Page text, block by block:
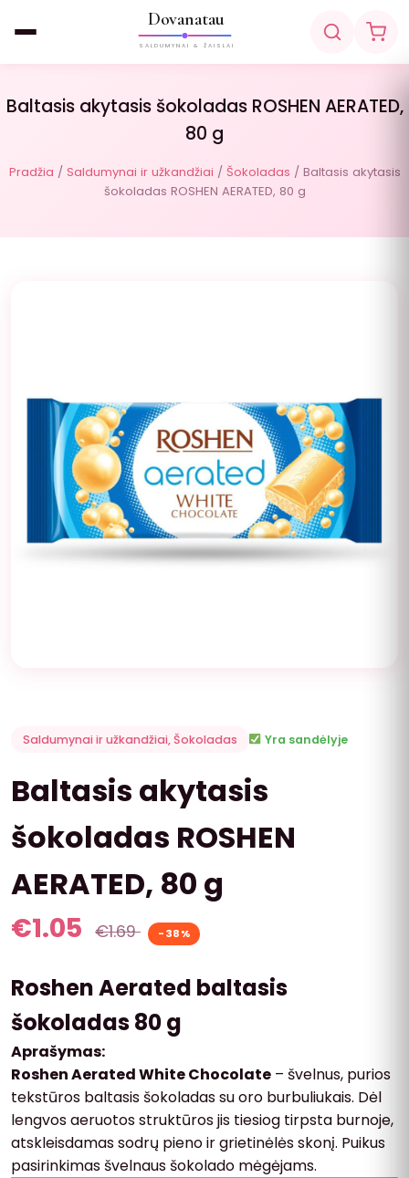
Dovanatau
SALDUMYNAI & ŽAISLAI
Baltasis akytasis šokoladas ROSHEN AERATED,
80 g
Pradžia / Saldumynai ir užkandžiai / Šokoladas / Baltasis akytasis
šokoladas ROSHEN AERATED, 80 g
Saldumynai ir užkandžiai,Šokoladas Yra sandėlyje
Baltasis akytasis
šokoladas ROSHEN
AERATED, 80 g
€1.05 €1.69 -38%
Roshen Aerated baltasis
šokoladas 80 g
Aprašymas:
Roshen Aerated White Chocolate – švelnus, purios
tekstūros baltasis šokoladas su oro burbuliukais. Dėl
lengvos aeruotos struktūros jis tiesiog tirpsta burnoje,
atskleisdamas sodrų pieno ir grietinėlės skonį. Puikus
pasirinkimas švelnaus šokolado mėgėjams.